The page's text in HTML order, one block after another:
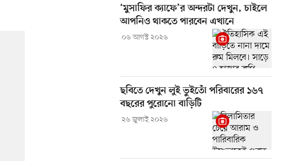
‘মুসাফির ক্যাফে’র অন্দরটা দেখুন, চাইলে
আপনিও থাকতে পারবেন এখানে
০৬ আগস্ট ২০২৬
ছবিতে দেখুন লুই ভুইতোঁ পরিবারের ১৬৭
বছরের পুরোনো বাড়িটি
২৬ জুলাই ২০২৬